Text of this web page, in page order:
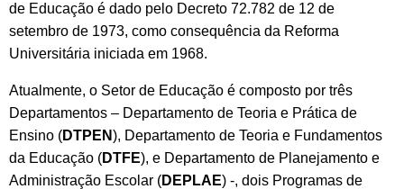
de Educação é dado pelo Decreto 72.782 de 12 de
setembro de 1973, como consequência da Reforma
Universitária iniciada em 1968.
Atualmente, o Setor de Educação é composto por três
Departamentos – Departamento de Teoria e Prática de
Ensino (DTPEN), Departamento de Teoria e Fundamentos
da Educação (DTFE), e Departamento de Planejamento e
Administração Escolar (DEPLAE) -, dois Programas de